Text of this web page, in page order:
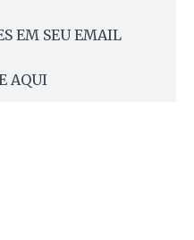
EM SEU EMAIL
AQUI